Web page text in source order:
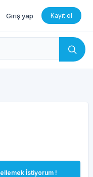
Yorumları İncele
Giriş yap Kayıt ol
İstiyorum !